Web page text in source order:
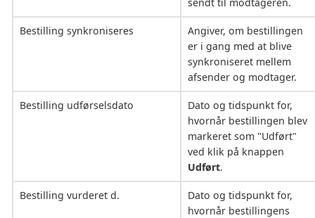
Bestilling synkroniseres
Angiver, om bestillingen
er i gang med at blive
synkroniseret mellem
afsender og modtager.
Bestilling udførselsdato
Dato og tidspunkt for,
hvornår bestillingen blev
markeret som "Udført"
ved klik på knappen
Udført.
Bestilling vurderet d.
Dato og tidspunkt for,
hvornår bestillingens